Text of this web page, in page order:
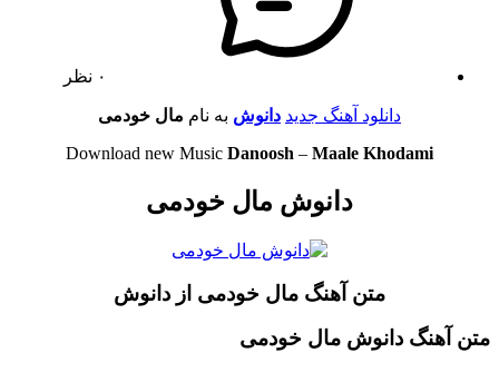
دانلود آهنگ جدید دانوش به نام مال خودمی
Download new Music Danoosh – Maale Khodami
دانوش مال خودمی
متن آهنگ مال خودمی از دانوش
متن آهنگ دانوش مال خودمی